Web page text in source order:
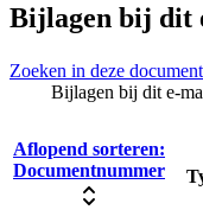
Bijlagen bij dit
Zoeken in deze
Bijlagen bij dit e-
Aflopend sorteren:
Documentnummer